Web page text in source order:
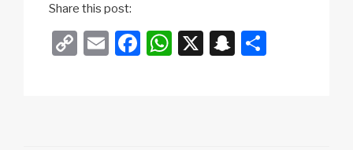
Share this post:
C
E
F
W X
S